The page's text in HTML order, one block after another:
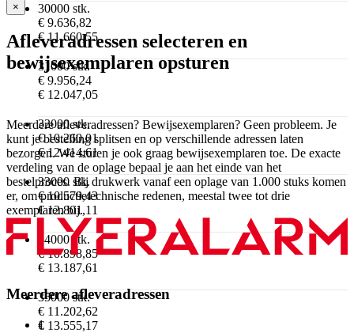
30000 stk.
€ 9.636,82
€ 11.660,55
31000 stk.
€ 9.956,24
€ 12.047,05
32000 stk.
€ 10.260,01
€ 12.414,61
33000 stk.
€ 10.579,43
€ 12.801,11
34000 stk.
€ 10.898,85
€ 13.187,61
35000 stk.
€ 11.202,62
€ 13.555,17
×
Afleveradressen selecteren en
bewijsexemplaren opsturen
Meerdere afleveradressen? Bewijsexemplaren? Geen probleem. Je
kunt je bestelling splitsen en op verschillende adressen laten
bezorgen. We sturen je ook graag bewijsexemplaren toe. De exacte
verdeling van de oplage bepaal je aan het einde van het
bestelproces. Bij drukwerk vanaf een oplage van 1.000 stuks komen
er, om productietechnische redenen, meestal twee tot drie
exemplaren bij.
Meerdere afleveradressen
1